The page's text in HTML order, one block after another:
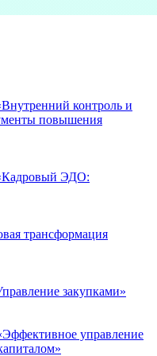
контроль и
повышения
ЭДО:
трансформация
закупками»
управление